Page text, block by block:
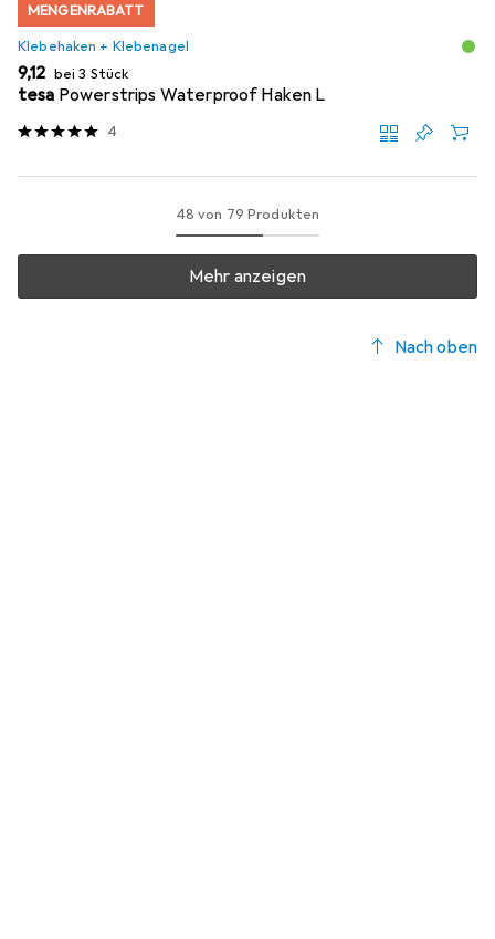
MENGENRABATT
Klebehaken + Klebenagel
EUR
9,12 bei 3 Stück
tesa Powerstrips Waterproof Haken L
4
48 von 79 Produkten
Mehr anzeigen
Nach oben